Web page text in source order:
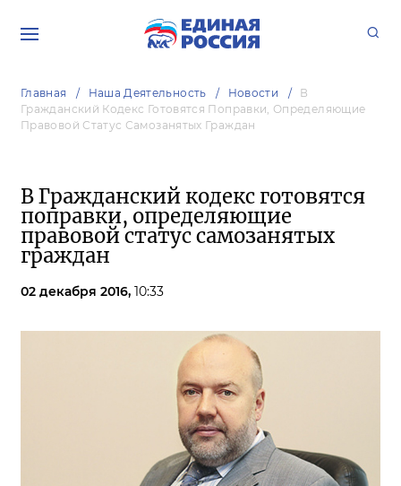
Главная Наша Деятельность Новости
В
Гражданский Кодекс Готовятся Поправки, Определяющие
Правовой Статус Самозанятых Граждан
В Гражданский кодекс готовятся
поправки, определяющие
правовой статус самозанятых
граждан
02 декабря 2016, 10:33